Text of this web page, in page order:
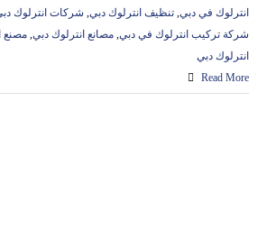
انترلوك في دبي, تنظيف انترلوك دبي, شركات انترلوك
شركة تركيب انترلوك في دبي, مصانع انترلوك دبي, مصنع
انترلوك دبي
Read More